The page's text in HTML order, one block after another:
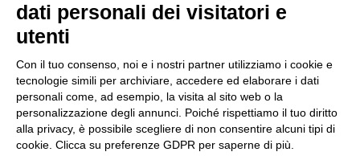
Sede Legale Corso G. Pella, 2 – 13900 Biella Italy –
18.235.000,00
Registro Imprese Biella C. F. e numero 01491490023 –
R.E.A. CCIAA BI n. 142579 – Partita IVA 01491490023
PEC:amm.cittastudi@pec.ptbiellese.it–
dati personali dei visitatori e
utenti
Con il tuo consenso, noi e i nostri partner utilizziamo i cookie e
tecnologie simili per archiviare, accedere ed elaborare i dati
personali come, ad esempio, la visita al sito web o la
personalizzazione degli annunci. Poiché rispettiamo il tuo diritto
alla privacy, è possibile scegliere di non consentire alcuni tipi di
cookie. Clicca su preferenze GDPR per saperne di più.